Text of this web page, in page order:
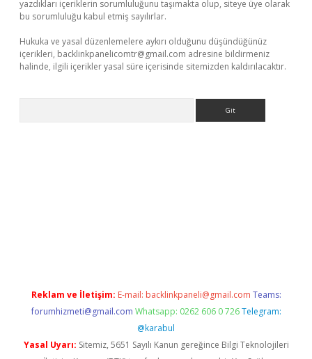
yazdıkları içeriklerin sorumluluğunu taşımakta olup, siteye üye olarak
bu sorumluluğu kabul etmiş sayılırlar.
Hukuka ve yasal düzenlemelere aykırı olduğunu düşündüğünüz
içerikleri, backlinkpanelicomtr@gmail.com adresine bildirmeniz
halinde, ilgili içerikler yasal süre içerisinde sitemizden kaldırılacaktır.
Reklam ve İletişim: E-mail: backlinkpaneli@gmail.com Teams:
forumhizmeti@gmail.com Whatsapp: 0262 606 0 726 Telegram:
@karabul
Yasal Uyarı: Sitemiz, 5651 Sayılı Kanun gereğince Bilgi Teknolojileri